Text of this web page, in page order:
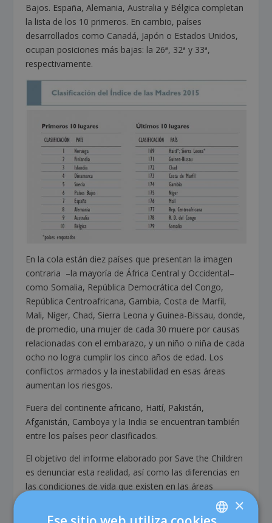
Bajos. España, Alemania, Australia y Bélgica completan
la lista de los 10 primeros. En cambio, países
desarrollados como Canadá, Japón o Estados Unidos,
ocupan posiciones más bajas: la 26ª, 32ª y 33ª,
respectivamente.
En la cola están diez países que presentan la imagen
contraria –la mayoría de África Central y Occidental–
como Somalia, República Democrática del Congo,
República Centroafricana, Gambia, Costa de Marfil,
Mali, Níger, Chad, Sierra Leona y Guinea-Bissau, donde,
de promedio, una mujer de cada 30 muere por causas
relacionadas con el embarazo, y un niño o niña de cada
ocho no logra cumplir los cinco años de edad. Los
conflictos armados y la inestabilidad en esas áreas
aumentan los riesgos.
Fuera del continente africano, Haití, Pakistán,
Afganistán, Camboya y la India se encuentran también
entre los países peor clasificados.
El objetivo del informe elaborado por Save the Children
es denunciar esta realidad, así como las diferencias en
las condiciones de vida que existen en las áreas
urbanas. La ONG advierte que los datos recabados en
los diferentes países pueden incluir un cierto margen de×